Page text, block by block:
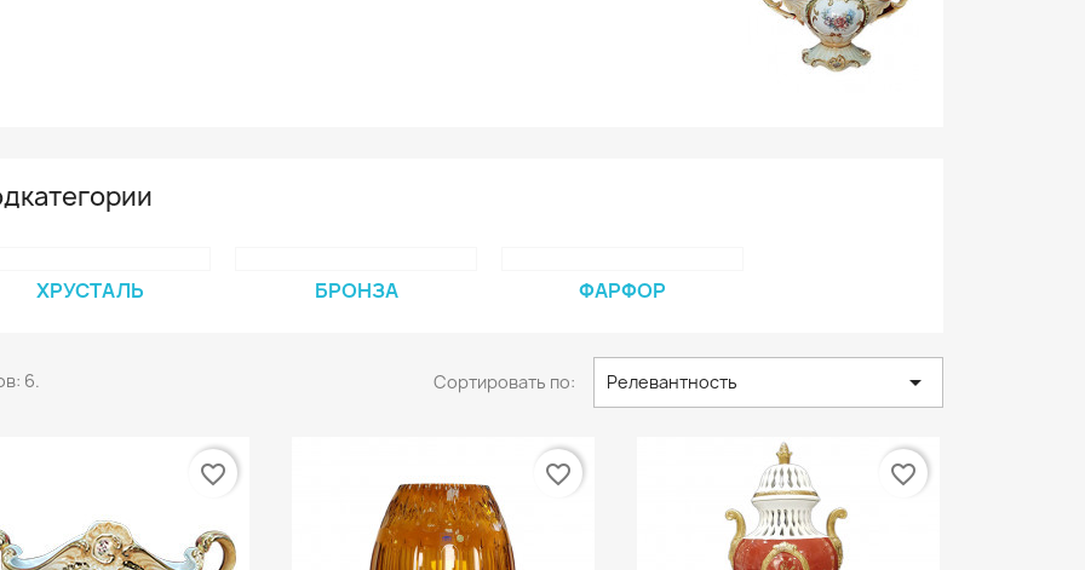
ХРУСТАЛЬ БРОНЗА ФАРФОР
6. Сортировать по: Релевантность 
favorite_border favorite_border favorite_border